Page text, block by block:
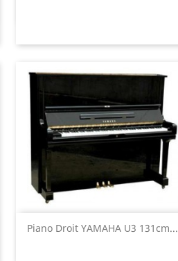
Piano Droit YAMAHA U3 131cm...
Aperçu rapide